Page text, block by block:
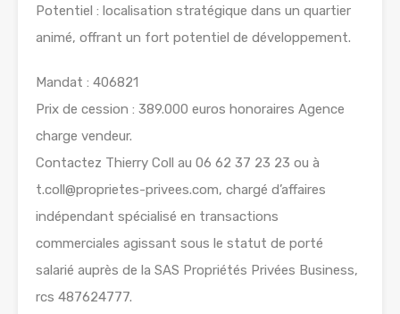
Potentiel : localisation stratégique dans un quartier
animé, offrant un fort potentiel de développement.
Mandat : 406821
Prix de cession : 389.000 euros honoraires Agence
charge vendeur.
Contactez Thierry Coll au 06 62 37 23 23 ou à
t.coll@proprietes-privees.com, chargé d’affaires
indépendant spécialisé en transactions
commerciales agissant sous le statut de porté
salarié auprès de la SAS Propriétés Privées Business,
rcs 487624777.